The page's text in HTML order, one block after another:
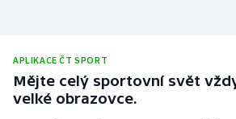
Ostatní
APLIKACE ČT SPORT
Mějte celý sportovní svět
velké obrazovce.